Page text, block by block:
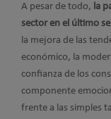
A pesar de todo, la
sector en el último
la mejora de las
económico, la
confianza de los
componente
frente a las simples